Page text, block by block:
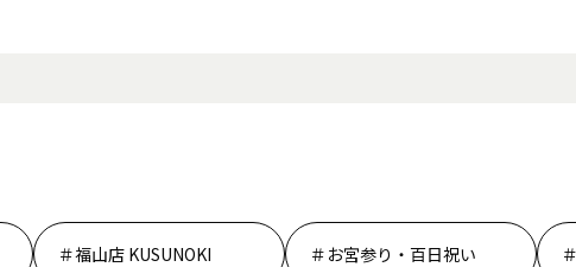
福山店 KUSUNOKI お宮参り・百日祝い